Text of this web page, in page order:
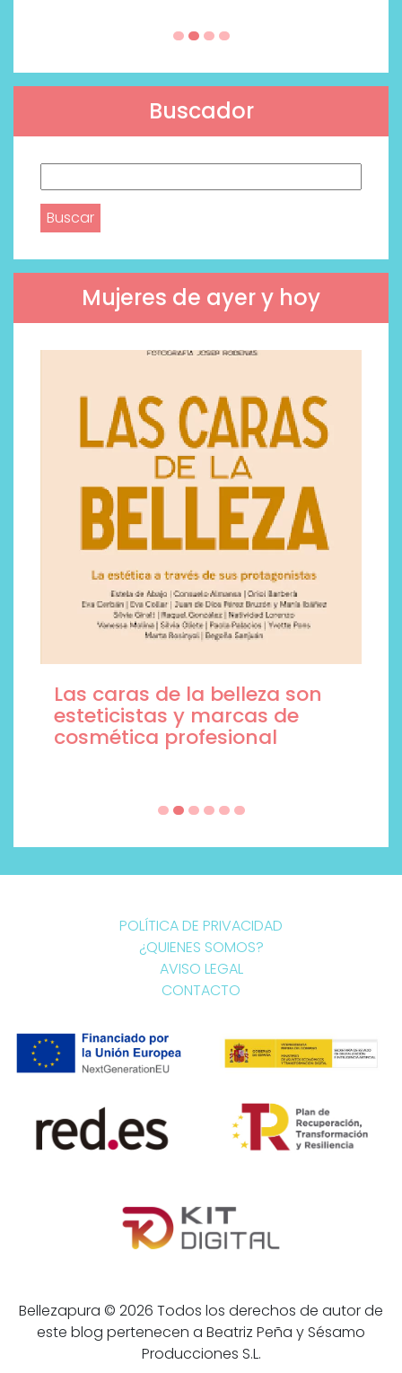
Buscador
Mujeres de ayer y hoy
Las caras de la belleza son
esteticistas y marcas de
cosmética profesional
POLÍTICA DE PRIVACIDAD
¿QUIENES SOMOS?
AVISO LEGAL
CONTACTO
Bellezapura © 2026 Todos los derechos de autor de
este blog pertenecen a Beatriz Peña y Sésamo
Producciones S.L.